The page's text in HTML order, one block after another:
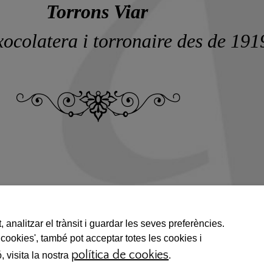
Torrons Viar
i torronaire des de
93 421 41 49
viar@viar.es
el trànsit i guardar les seves preferències.
també pot acceptar totes les cookies i
visita la nostra política de cookies.